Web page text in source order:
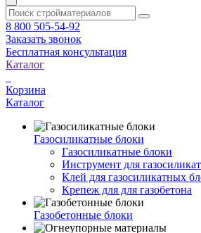
8 800 505-54-92
Заказать звонок
Бесплатная консультация
Каталог
Корзина
Каталог
Газосиликатные блоки
Газосиликатные блоки
Инструмент для
Клей для газосиликатных
Крепеж для для газобетона
Газобетонные блоки